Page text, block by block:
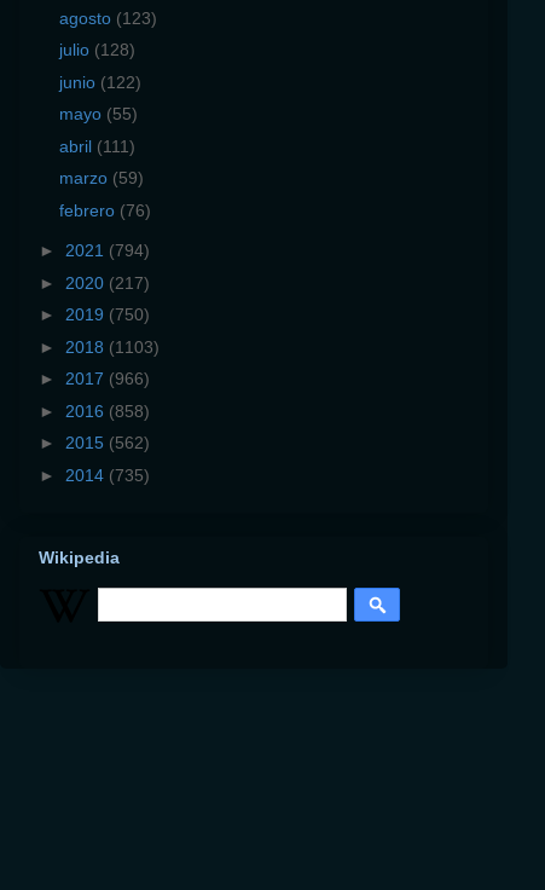
agosto (123)
julio (128)
junio (122)
mayo (55)
abril (111)
marzo (59)
febrero (76)
► 2021 (794)
► 2020 (217)
► 2019 (750)
► 2018 (1103)
► 2017 (966)
► 2016 (858)
► 2015 (562)
► 2014 (735)
Wikipedia